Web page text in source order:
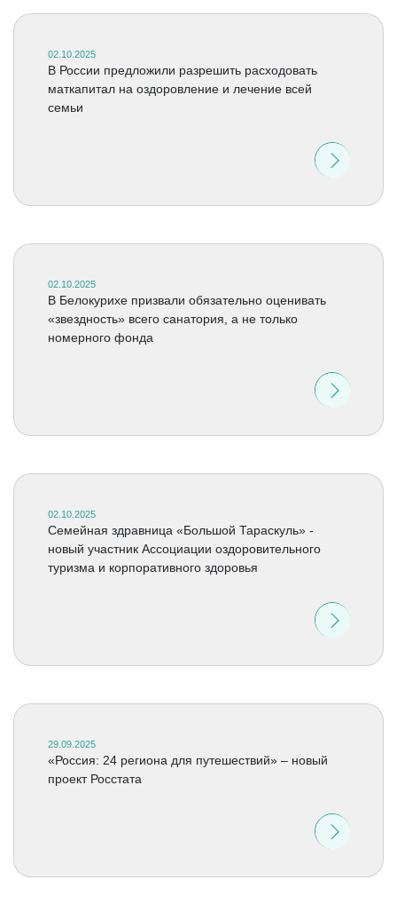
02.10.2025
В России предложили разрешить расходовать
маткапитал на оздоровление и лечение всей
семьи
02.10.2025
В Белокурихе призвали обязательно оценивать
«звездность» всего санатория, а не только
номерного фонда
02.10.2025
Семейная здравница «Большой Тараскуль» -
новый участник Ассоциации оздоровительного
туризма и корпоративного здоровья
29.09.2025
«Россия: 24 региона для путешествий» – новый
проект Росстата